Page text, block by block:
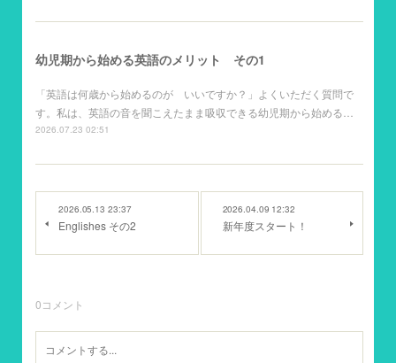
幼児期から始める英語のメリット その1
「英語は何歳から始めるのが いいですか？」よくいただく質問で
す。私は、英語の音を聞こえたまま吸収できる幼児期から始める…
2026.07.23 02:51
2026.05.13 23:37
Englishes その2
2026.04.09 12:32
新年度スタート！
0コメント